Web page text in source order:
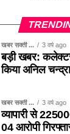
खबर सक्ती ... 3 वर्ष ago
बड़ी खबर: कलेक्टर
किया अनिल
खबर सक्ती ... 3 वर्ष ago
व्यापारी से
04 आरोपी